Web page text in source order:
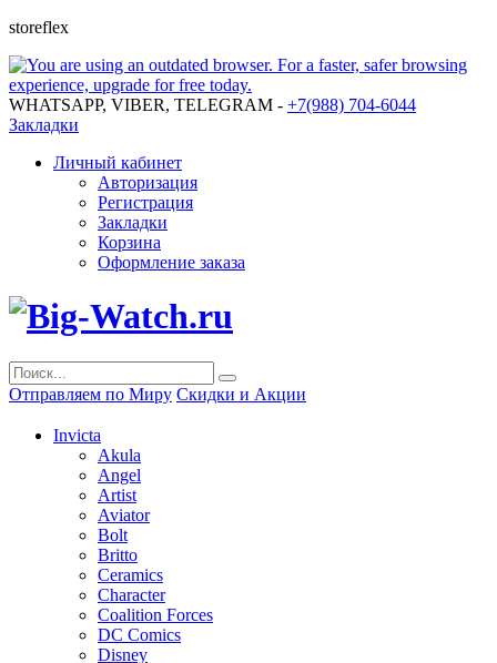
storeflex
WHATSAPP, VIBER, TELEGRAM - +7(988) 704-6044
Закладки
Личный кабинет
Авторизация
Регистрация
Закладки
Корзина
Оформление заказа
Отправляем по Миру Скидки и Акции
Invicta
Akula
Angel
Artist
Aviator
Bolt
Britto
Ceramics
Character
Coalition Forces
DC Comics
Disney